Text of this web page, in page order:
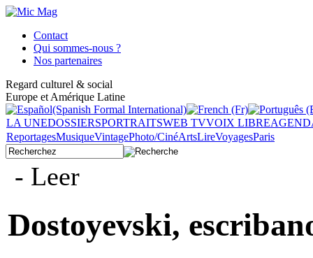
Contact
Qui sommes-nous ?
Nos partenaires
Regard culturel & social
Europe et Amérique Latine
LA UNEDOSSIERSPORTRAITSWEB TVVOIX LIBRE
ReportagesMusiqueVintagePhoto/CinéArtsLireVoyagesParis
- Leer
Dostoyevski,